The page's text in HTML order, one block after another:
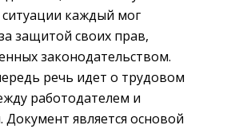
каждый мог
защитой своих прав,
законодательством.
речь идет о трудовом
работодателем и
Документ является основой